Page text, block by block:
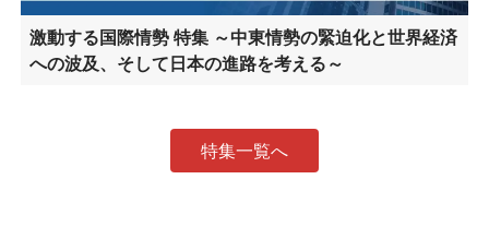
激動する国際情勢 特集 ～中東情勢の緊迫化と世界経済
への波及、そして日本の進路を考える～
特集一覧へ